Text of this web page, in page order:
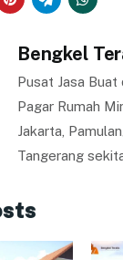
Bengkel
Pusat Jasa Buat
Pagar Rumah
Jakarta,
Tangerang